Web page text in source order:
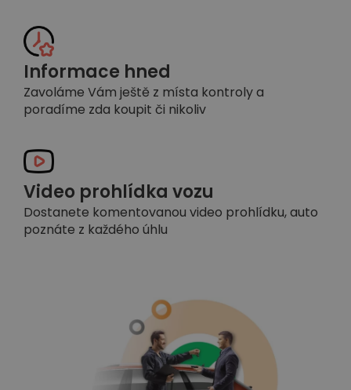
Informace hned
Zavoláme Vám ještě z místa kontroly a
poradíme zda koupit či nikoliv
Video prohlídka vozu
Dostanete komentovanou video prohlídku, auto
poznáte z každého úhlu